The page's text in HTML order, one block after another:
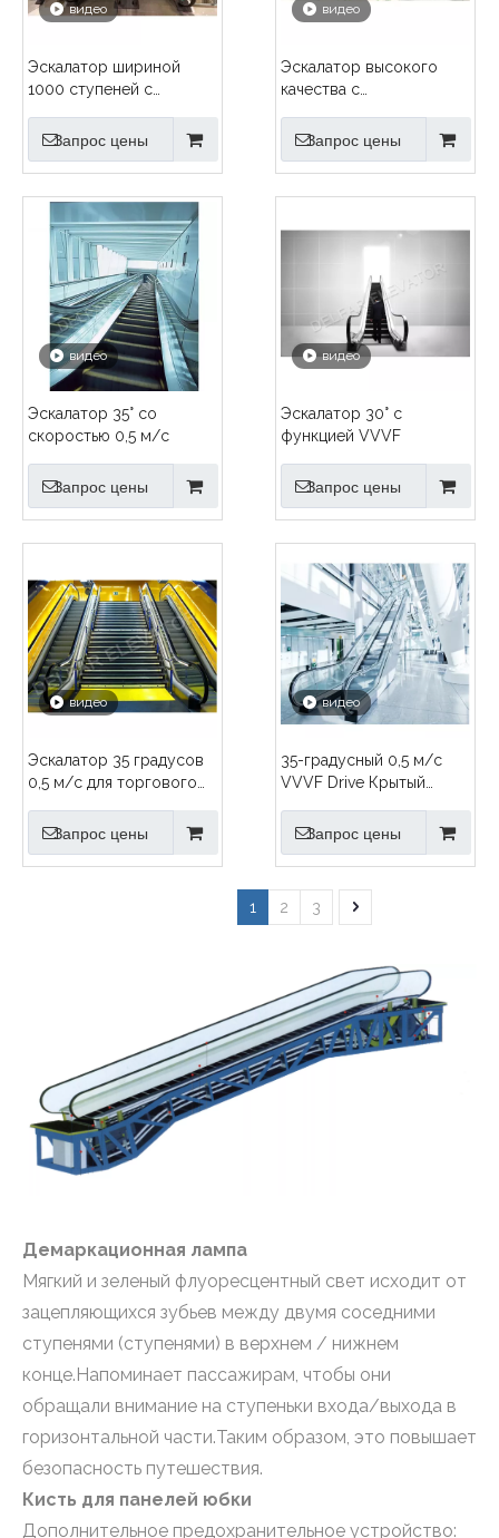
видео
Эскалатор шириной
1000 ступеней с
Запрос цены
видео
Эскалатор высокого
качества с
устройством
Запрос цены
видео
Эскалатор 35° со
скоростью 0,5 м/с
Запрос цены
видео
Эскалатор 30° с
функцией VVVF
Запрос цены
видео
Эскалатор 35 градусов
0,5 м/с для торгового
Запрос цены
видео
35-градусный 0,5 м/с
VVVF Drive Крытый
Запрос цены
1 2 3
Демаркационная лампа
Мягкий и зеленый флуоресцентный свет исходит от
зацепляющихся зубьев между двумя соседними
ступенями (ступенями) в верхнем / нижнем
конце.Напоминает пассажирам, чтобы они
обращали внимание на ступеньки входа/выхода в
горизонтальной части.Таким образом, это повышает
безопасность путешествия.
Кисть для панелей юбки
Дополнительное предохранительное устройство: